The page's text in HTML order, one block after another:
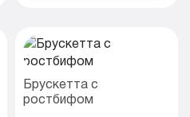
Брускетта с
ростбифом